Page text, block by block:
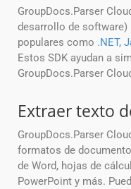
GroupDocs.Parser
desarrollo de software)
populares como .NET,
Estos SDK ayudan a
GroupDocs.Parser
Extraer texto
GroupDocs.Parser
formatos de
de Word, hojas de
PowerPoint y más.